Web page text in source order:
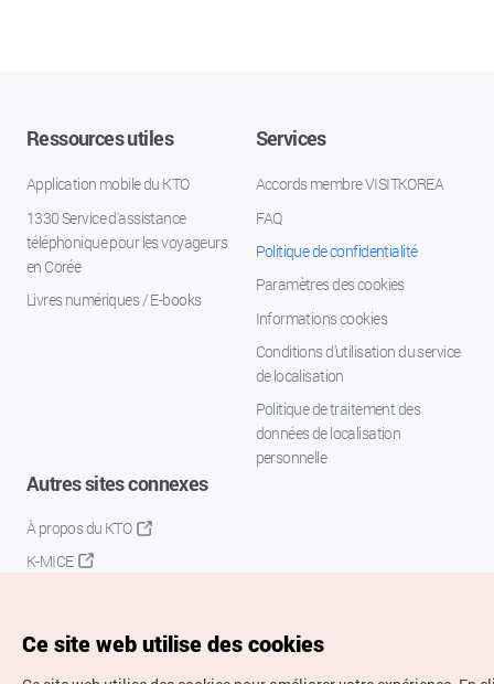
Ressources utiles
Application mobile du KTO
1330 Service d'assistance
téléphonique pour les voyageurs
en Corée
Livres numériques / E-books
Services
Accords membre VISITKOREA
FAQ
Politique de confidentialité
Paramètres des cookies
Informations cookies
Conditions d’utilisation du service
de localisation
Politique de traitement des
données de localisation
personnelle
Autres sites connexes
À propos du KTO
K-MICE
Ce site web utilise des cookies